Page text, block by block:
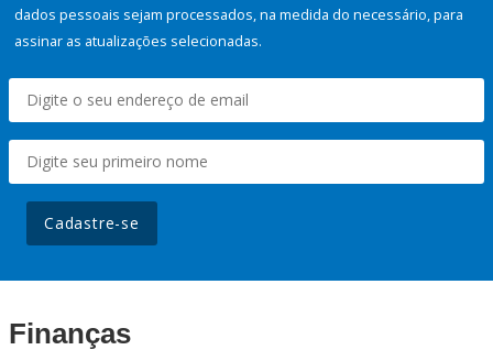
dados pessoais sejam processados, na medida do necessário, para
assinar as atualizações selecionadas.
Cadastre-se
Finanças